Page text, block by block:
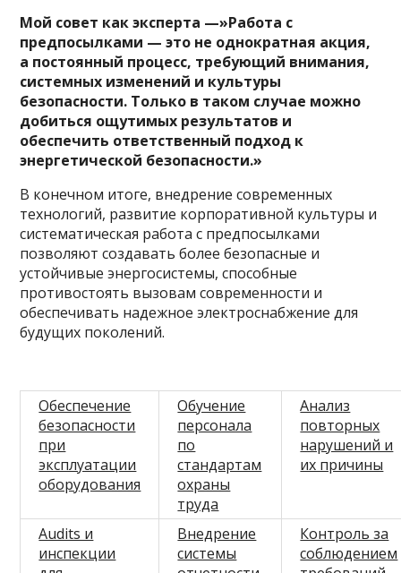
Мой совет как эксперта —»Работа с
предпосылками — это не однократная акция,
а постоянный процесс, требующий внимания,
системных изменений и культуры
безопасности. Только в таком случае можно
добиться ощутимых результатов и
обеспечить ответственный подход к
энергетической безопасности.»
В конечном итоге, внедрение современных
технологий, развитие корпоративной культуры и
систематическая работа с предпосылками
позволяют создавать более безопасные и
устойчивые энергосистемы, способные
противостоять вызовам современности и
обеспечивать надежное электроснабжение для
будущих поколений.
Обеспечение
безопасности
при
эксплуатации
оборудования
Обучение
персонала
по
стандартам
охраны
труда
Анализ
повторных
нарушений и
их причины
Audits и
инспекции
Внедрение
системы
Контроль за
соблюдением